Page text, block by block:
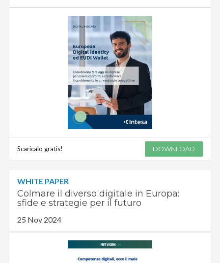
Scaricalo gratis! DOWNLOAD
WHITE PAPER
Colmare il diverso digitale in Europa:
sfide e strategie per il futuro
25 Nov 2024